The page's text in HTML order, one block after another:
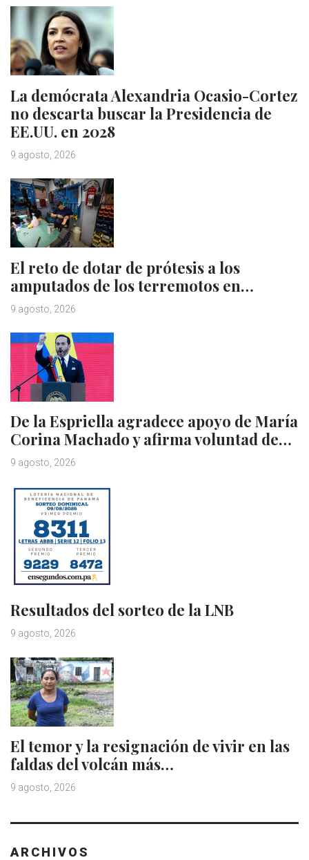
La demócrata Alexandria Ocasio-Cortez
no descarta buscar la Presidencia de
EE.UU. en 2028
9 agosto, 2026
El reto de dotar de prótesis a los
amputados de los terremotos en…
9 agosto, 2026
De la Espriella agradece apoyo de María
Corina Machado y afirma voluntad de…
9 agosto, 2026
Resultados del sorteo de la LNB
9 agosto, 2026
El temor y la resignación de vivir en las
faldas del volcán más…
9 agosto, 2026
ARCHIVOS